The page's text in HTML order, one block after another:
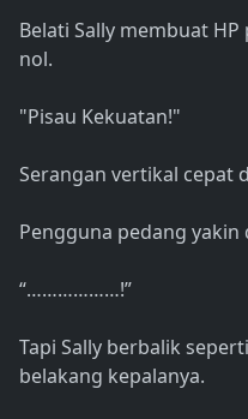
Belati Sally membuat
nol.
"Pisau Kekuatan!"
Serangan vertikal cepat
Pengguna pedang
“………………!”
Tapi Sally berbalik
belakang kepalanya.